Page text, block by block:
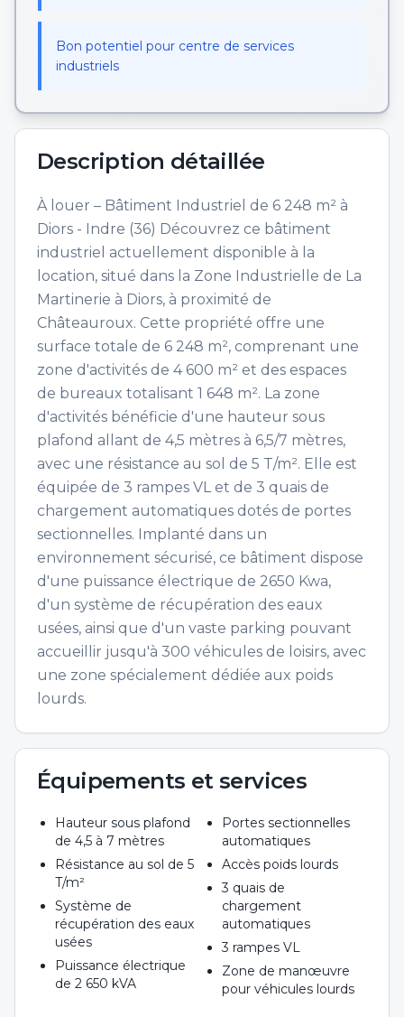
Bon potentiel pour centre de services
industriels
Description détaillée
À louer – Bâtiment Industriel de 6 248 m² à
Diors - Indre (36) Découvrez ce bâtiment
industriel actuellement disponible à la
location, situé dans la Zone Industrielle de La
Martinerie à Diors, à proximité de
Châteauroux. Cette propriété offre une
surface totale de 6 248 m², comprenant une
zone d'activités de 4 600 m² et des espaces
de bureaux totalisant 1 648 m². La zone
d'activités bénéficie d'une hauteur sous
plafond allant de 4,5 mètres à 6,5/7 mètres,
avec une résistance au sol de 5 T/m². Elle est
équipée de 3 rampes VL et de 3 quais de
chargement automatiques dotés de portes
sectionnelles. Implanté dans un
environnement sécurisé, ce bâtiment dispose
d'une puissance électrique de 2650 Kwa,
d'un système de récupération des eaux
usées, ainsi que d'un vaste parking pouvant
accueillir jusqu'à 300 véhicules de loisirs, avec
une zone spécialement dédiée aux poids
lourds.
Équipements et services
Hauteur sous plafond
de 4,5 à 7 mètres
Résistance au sol de 5
T/m²
Système de
récupération des eaux
usées
Puissance électrique
de 2 650 kVA
Portes sectionnelles
automatiques
Accès poids lourds
3 quais de
chargement
automatiques
3 rampes VL
Zone de manœuvre
pour véhicules lourds